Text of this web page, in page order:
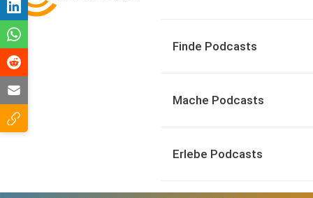
Finde Podcasts
Mache Podcasts
Erlebe Podcasts